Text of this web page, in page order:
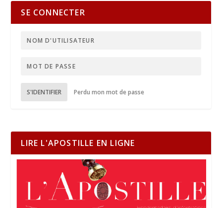
SE CONNECTER
S'IDENTIFIER Perdu mon mot de passe
LIRE L'APOSTILLE EN LIGNE